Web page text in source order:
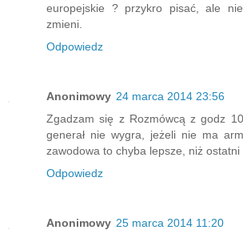
europejskie ? przykro pisać, ale
zmieni.
Odpowiedz
Anonimowy 24 marca 2014 23:56
Zgadzam się z Rozmówcą z godz
generał nie wygra, jeżeli nie ma
zawodowa to chyba lepsze, niż ostatni
Odpowiedz
Anonimowy 25 marca 2014 11:20